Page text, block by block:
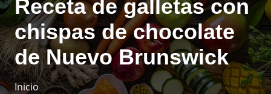
Receta de galletas con
chispas de chocolate
de Nuevo Brunswick
Inicio